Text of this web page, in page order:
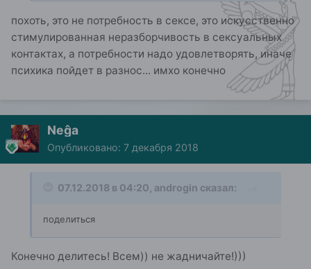
похоть, это не потребность в сексе, это искусственно
стимулированная неразборчивость в сексуальных
контактах, а потребности надо удовлетворять, иначе
психика пойдет в разнос... имхо конечно
Neĝa
Опубликовано: 7 декабря 2018
07.12.2018 в 04:20, androgin сказал:
поделиться
Конечно делитесь! Всем)) не жадничайте!)))